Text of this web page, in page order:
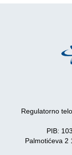
Regulatorno
PIB:
Palmotićeva 2